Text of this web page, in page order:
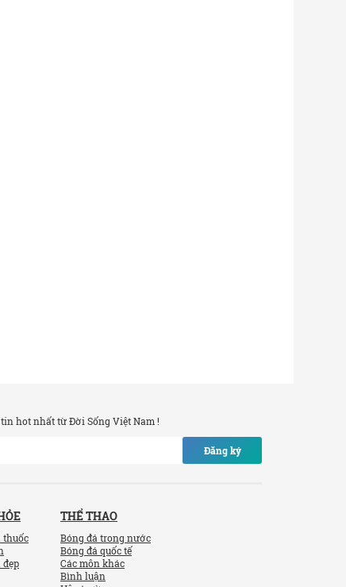
hot nhất từ Đời Sống Việt Nam !
Đăng ký
thuốc
đẹp
THỂ THAO
Bóng đá trong nước
Bóng đá quốc tế
Các môn khác
Bình luận